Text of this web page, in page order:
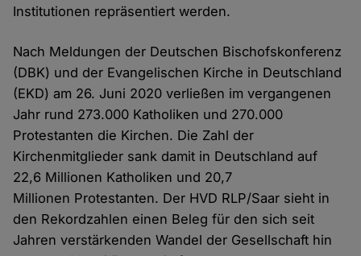
Institutionen repräsentiert werden.
Nach Meldungen der Deutschen Bischofskonferenz
(DBK) und der Evangelischen Kirche in Deutschland
(EKD) am 26. Juni 2020 verließen im vergangenen
Jahr rund 273.000 Katholiken und 270.000
Protestanten die Kirchen. Die Zahl der
Kirchenmitglieder sank damit in Deutschland auf
22,6 Millionen Katholiken und 20,7
Millionen Protestanten. Der HVD RLP/Saar sieht in
den Rekordzahlen einen Beleg für den sich seit
Jahren verstärkenden Wandel der Gesellschaft hin